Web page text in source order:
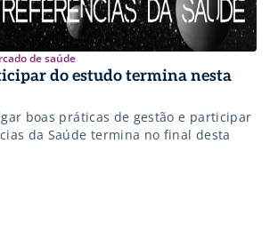
de saúde
do estudo termina nesta
boas práticas de gestão e participar
da Saúde termina no final desta